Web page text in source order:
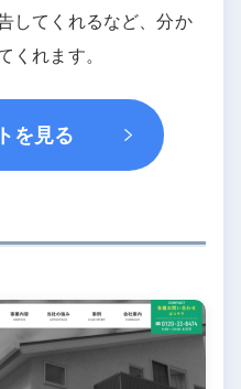
してくれるなど、分か
くれます。
を見る